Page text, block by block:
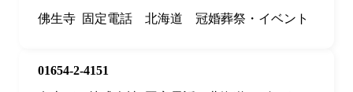
佛生寺 固定電話 北海道 冠婚葬祭・イベント
01654-2-4151